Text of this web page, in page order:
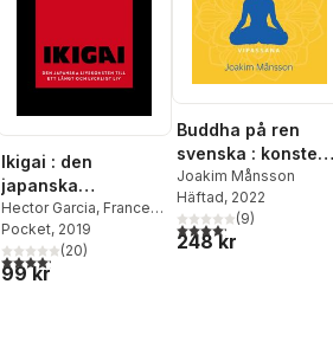
Ikigai : den
japanska
livskonsten till ett
långt och lyckligt
liv
Hector Garcia, Francesc
Miralles
Pocket, 2019
4,2utav 5 stjärnor. Totalt antal röster:
(20)
99 kr
Buddha på ren
svenska : konsten
att praktisera
Buddhas lära utan
att vara Buddhist
Joakim Månsson
Häftad, 2022
4,2utav 5 stjärnor.
(9)
248 kr